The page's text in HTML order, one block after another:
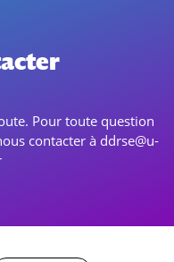
Pour toute question
contacter à ddrse@u-